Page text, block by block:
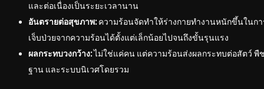
และต่อเนื่องเป็นระยะเวลานาน
อันตรายต่อสุขภาพ:ความร้อนจัดทำให้ร่างกายทำงานหนักขึ้นในก
เจ็บป่วยจากความร้อนได้ตั้งแต่เล็กน้อยไปจนถึงขั้นรุนแรง
ผลกระทบวงกว้าง:ไม่ใช่แค่คน แต่ความร้อนส่งผลกระทบต่อสัตว์ พื
ฐาน และระบบนิเวศโดยรวม